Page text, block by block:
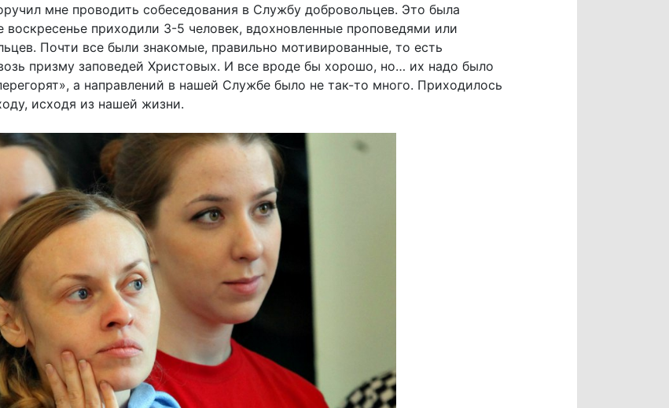
мне проводить собеседования в Службу добровольцев. Это была
приходили 3-5 человек, вдохновленные проповедями или
Почти все были знакомые, правильно мотивированные, то есть
призму заповедей Христовых. И все вроде бы хорошо, но… их надо было
а направлений в нашей Службе было не так-то много. Приходилось
исходя из нашей жизни.